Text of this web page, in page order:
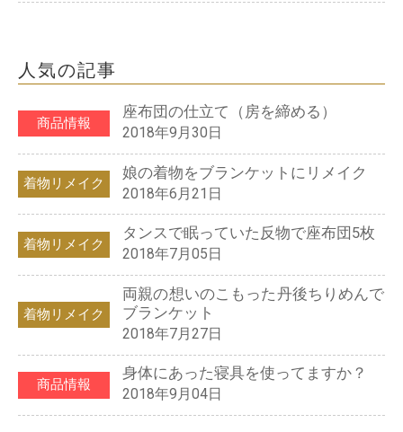
人気の記事
商品情報
座布団の仕立て（房を締める）
2018年9月30日
着物リメイク
娘の着物をブランケットにリメイク
2018年6月21日
着物リメイク
タンスで眠っていた反物で座布団5枚
2018年7月05日
着物リメイク
両親の想いのこもった丹後ちりめんで
ブランケット
2018年7月27日
商品情報
身体にあった寝具を使ってますか？
2018年9月04日